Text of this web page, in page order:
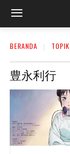
BERANDA TOPIK
豊永利行